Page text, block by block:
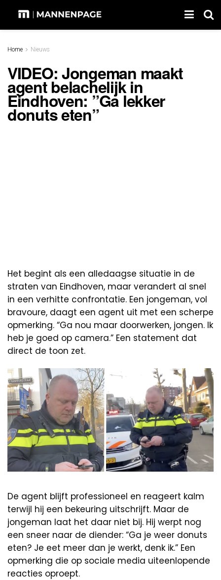
Home Nieuws
VIDEO: Jongeman maakt
agent belachelijk in
Eindhoven: ”Ga lekker
donuts eten”
Het begint als een alledaagse situatie in de
straten van Eindhoven, maar verandert al snel
in een verhitte confrontatie. Een jongeman, vol
bravoure, daagt een agent uit met een scherpe
opmerking. “Ga nou maar doorwerken, jongen. Ik
heb je goed op camera.” Een statement dat
direct de toon zet.
De agent blijft professioneel en reageert kalm
terwijl hij een bekeuring uitschrijft. Maar de
jongeman laat het daar niet bij. Hij werpt nog
een sneer naar de diender: “Ga je weer donuts
eten? Je eet meer dan je werkt, denk ik.” Een
opmerking die op sociale media uiteenlopende
reacties oproept.